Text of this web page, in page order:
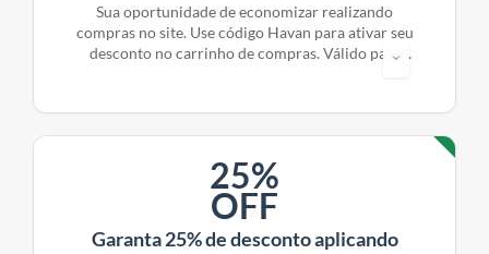
Sua oportunidade de economizar realizando
compras no site. Use código Havan para ativar seu
desconto no carrinho de compras. Válido para
25%
OFF
Garanta 25% de desconto aplicando